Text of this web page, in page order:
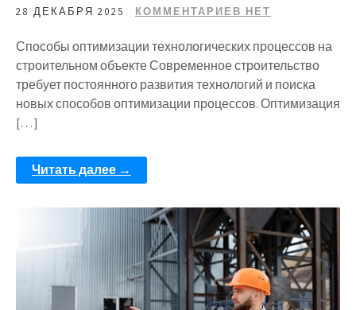
28 ДЕКАБРЯ 2025 КОММЕНТАРИЕВ НЕТ
Способы оптимизации технологических процессов на
строительном объекте Современное строительство
требует постоянного развития технологий и поиска
новых способов оптимизации процессов. Оптимизация
[…]
Читать далее →